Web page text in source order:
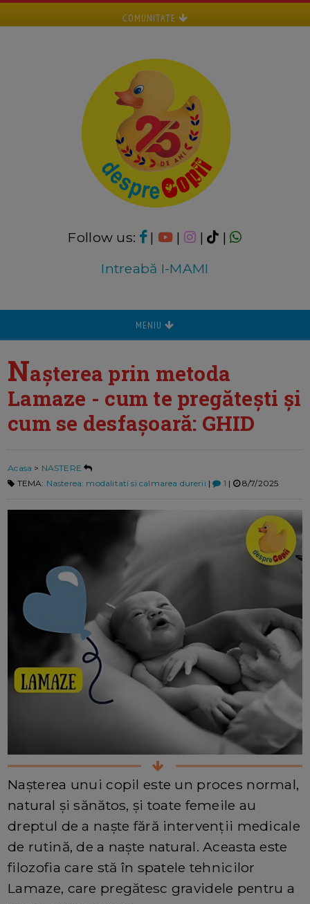
COMUNITATE
Follow us: | | |
|
Intreabă I-MAMI
MENIU
Nașterea prin metoda
Lamaze - cum te pregătești și
cum se desfașoară: GHID
Acasa > NASTERE
TEMA: Nasterea: modalitati si calmarea durerii | 1 | 8/7/2025
Nașterea unui copil este un proces normal,
natural și sănătos, și toate femeile au
dreptul de a naște fără intervenții medicale
de rutină, de a naște natural. Aceasta este
filozofia care stă în spatele tehnicilor
Lamaze, care pregătesc gravidele pentru a